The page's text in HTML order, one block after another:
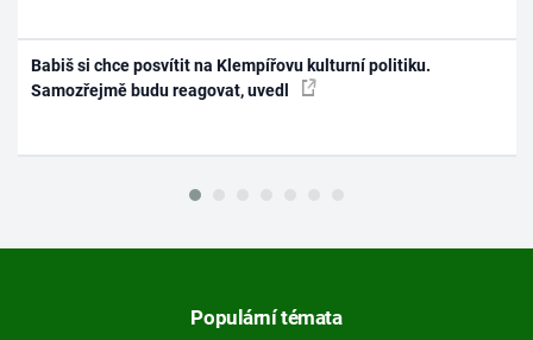
Babiš si chce posvítit na Klempířovu kulturní politiku.
Samozřejmě budu reagovat, uvedl
Populární témata